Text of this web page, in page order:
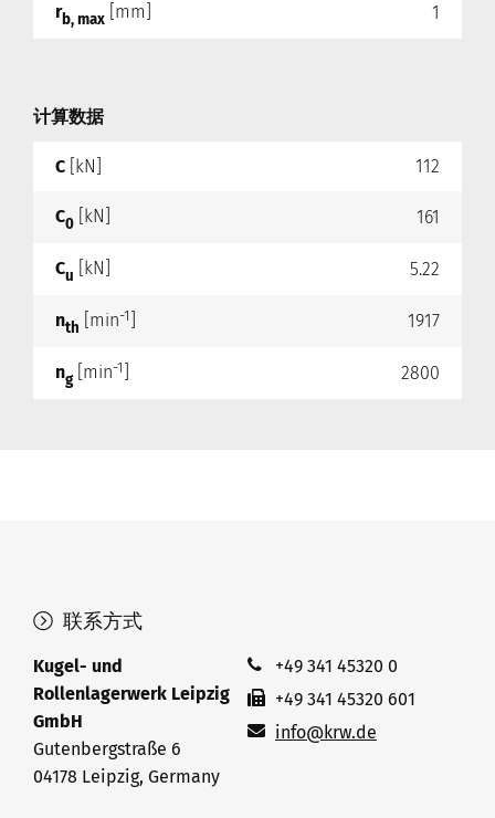
rb, max [mm] 1
计算数据
C [kN] 112
C0 [kN] 161
Cu [kN] 5.22
nth [min-1 1917
ng[min-1 2800
联系方式
Kugel- und
Rollenlagerwerk Leipzig
GmbH
Gutenbergstraße 6
04178 Leipzig, Germany
+49 341 45320 0
+49 341 45320 601
info@krw.de